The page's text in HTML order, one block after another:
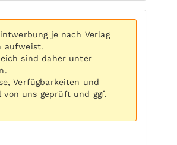
je nach Verlag
aufweist.
sind daher unter
Verfügbarkeiten und
von uns geprüft und ggf.